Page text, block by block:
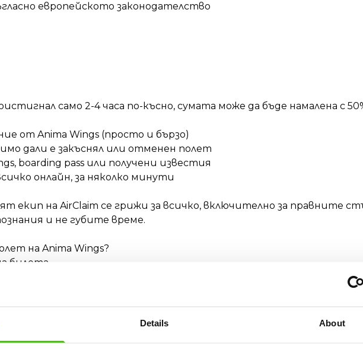
Details About
европейското законодателство
само 2-4 часа по-късно, сумата може да бъде намалена с
от Anima Wings (просто и бързо)
дали е закъснял или отменен полет
boarding pass или получени известия
онлайн, за няколко минути
екип на AirClaim се грижи за всичко, включително за правните
и не губите време.
на Anima Wings?
билета
на Anima Wings?